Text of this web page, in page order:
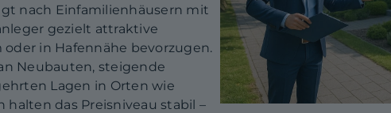
nach Einfamilienhäusern mit
gezielt attraktive
in Hafennähe bevorzugen.
Neubauten, steigende
Lagen in Orten wie
das Preisniveau stabil –